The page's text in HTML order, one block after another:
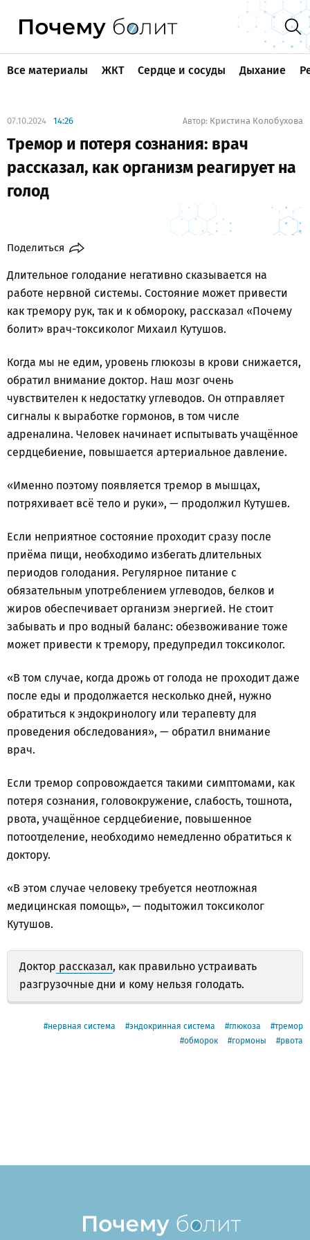
Все материалы ЖКТ Сердце и сосуды Дыхание
07.10.2024 14:26 Автор: Кристина Колобухова
Тремор и потеря сознания: врач
рассказал, как организм реагирует на
голод
Поделиться
Длительное голодание негативно сказывается на
работе нервной системы. Состояние может привести
как тремору рук, так и к обмороку, рассказал «Почему
болит» врач-токсиколог Михаил Кутушов.
Когда мы не едим, уровень глюкозы в крови снижается,
обратил внимание доктор. Наш мозг очень
чувствителен к недостатку углеводов. Он отправляет
сигналы к выработке гормонов, в том числе
адреналина. Человек начинает испытывать учащённое
сердцебиение, повышается артериальное давление.
«Именно поэтому появляется тремор в мышцах,
потряхивает всё тело и руки», — продолжил Кутушев.
Если неприятное состояние проходит сразу после
приёма пищи, необходимо избегать длительных
периодов голодания. Регулярное питание с
обязательным употреблением углеводов, белков и
жиров обеспечивает организм энергией. Не стоит
забывать и про водный баланс: обезвоживание тоже
может привести к тремору, предупредил токсиколог.
«В том случае, когда дрожь от голода не проходит даже
после еды и продолжается несколько дней, нужно
обратиться к эндокринологу или терапевту для
проведения обследования», — обратил внимание
врач.
Если тремор сопровождается такими симптомами, как
потеря сознания, головокружение, слабость, тошнота,
рвота, учащённое сердцебиение, повышенное
потоотделение, необходимо немедленно обратиться к
доктору.
«В этом случае человеку требуется неотложная
медицинская помощь», — подытожил токсиколог
Кутушов.
Доктор рассказал, как правильно устраивать
разгрузочные дни и кому нельзя голодать.
нервная система эндокринная система глюкоза
тремор
обморок
гормоны рвота